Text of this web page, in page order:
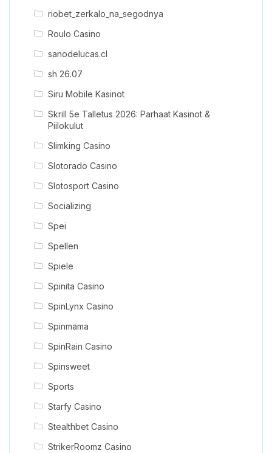
riobet_zerkalo_na_segodnya
Roulo Casino
sanodelucas.cl
sh 26.07
Siru Mobile Kasinot
Skrill 5e Talletus 2026: Parhaat Kasinot &
Piilokulut
Slimking Casino
Slotorado Casino
Slotosport Casino
Socializing
Spei
Spellen
Spiele
Spinita Casino
SpinLynx Casino
Spinmama
SpinRain Casino
Spinsweet
Sports
Starfy Casino
Stealthbet Casino
StrikerRoomz Casino